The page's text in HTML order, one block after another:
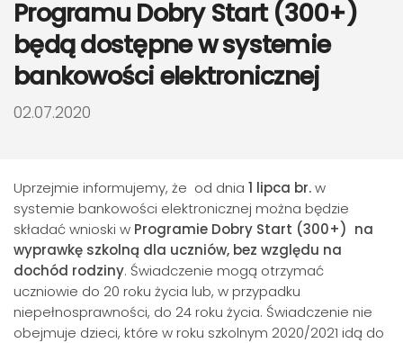
Programu Dobry Start (300+)
będą dostępne w systemie
bankowości elektronicznej
DATA PUBLIKACJI:
02.07.2020
Uprzejmie informujemy, że od dnia 1 lipca br.w
systemie bankowości elektronicznej można będzie
składać wnioski w Programie Dobry Start (300+) na
wyprawkę szkolną dla uczniów, bez względu na
dochód rodziny. Świadczenie mogą otrzymać
uczniowie do 20 roku życia lub, w przypadku
niepełnosprawności, do 24 roku życia. Świadczenie nie
obejmuje dzieci, które w roku szkolnym 2020/2021 idą do